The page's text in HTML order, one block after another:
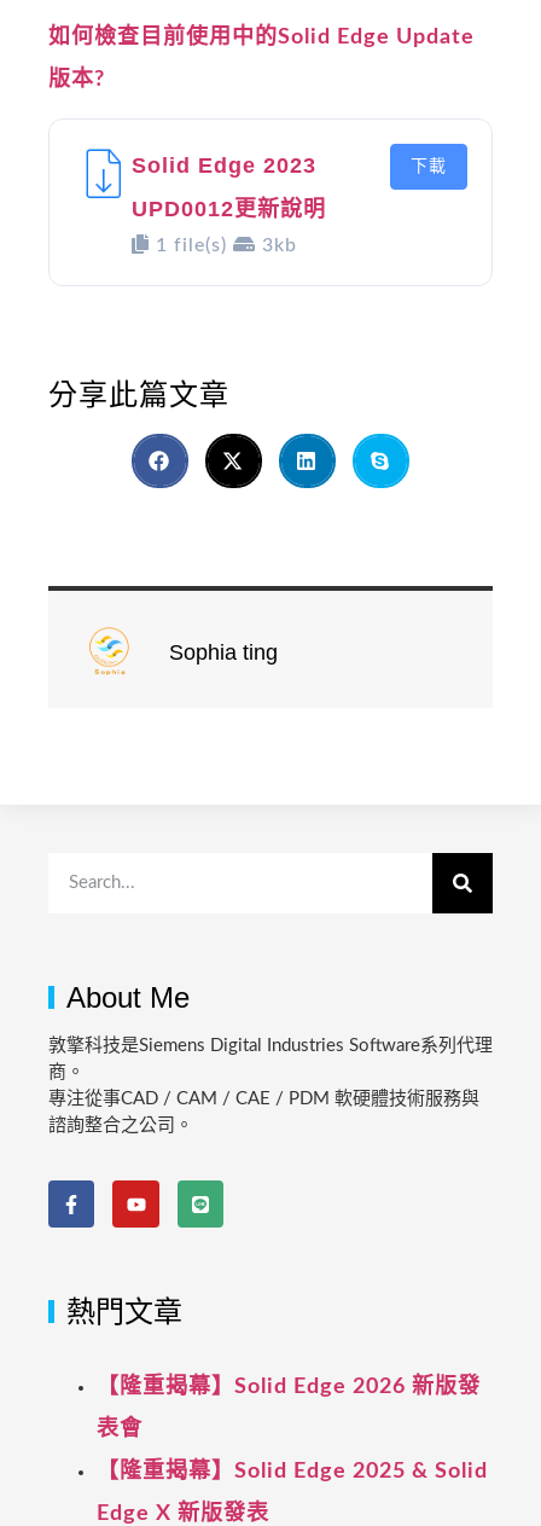
如何檢查目前使用中的Solid Edge Update
版本?
Solid Edge 2023
UPD0012更新說明
1 file(s) 3kb
下載
分享此篇文章
Sophia ting
About Me
敦擎科技是Siemens Digital Industries Software系列代理
商。
專注從事CAD / CAM / CAE / PDM 軟硬體技術服務與
諮詢整合之公司。
熱門文章
【隆重揭幕】Solid Edge 2026 新版發
表會
【隆重揭幕】Solid Edge 2025 & Solid
Edge X 新版發表